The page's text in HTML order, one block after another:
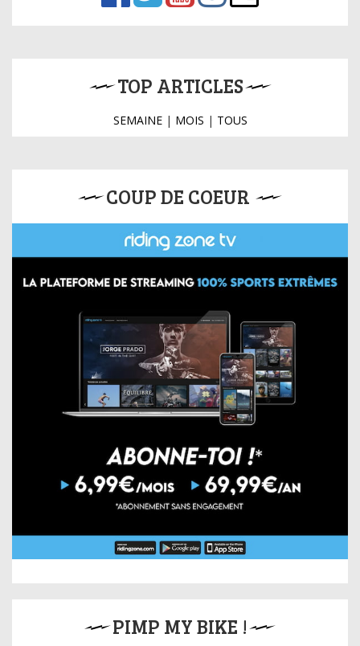
TOP ARTICLES
SEMAINE| MOIS | TOUS
COUP DE COEUR
PIMP MY BIKE !